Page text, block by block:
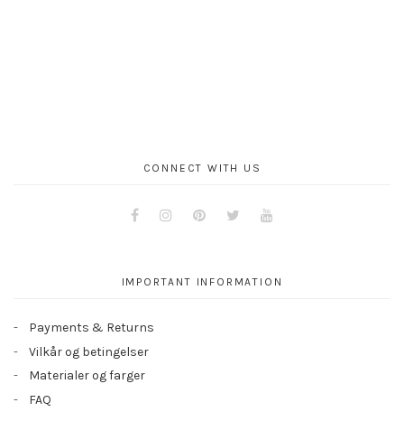
CONNECT WITH US
FacebookInstagramPinterestTwitter
IMPORTANT INFORMATION
Payments & Returns
Vilkår og betingelser
Materialer og farger
FAQ